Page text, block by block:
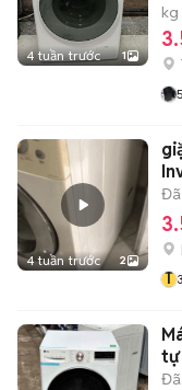
4 tuần trước 1
kg
4 tuần trước 2
giặt
T
tự